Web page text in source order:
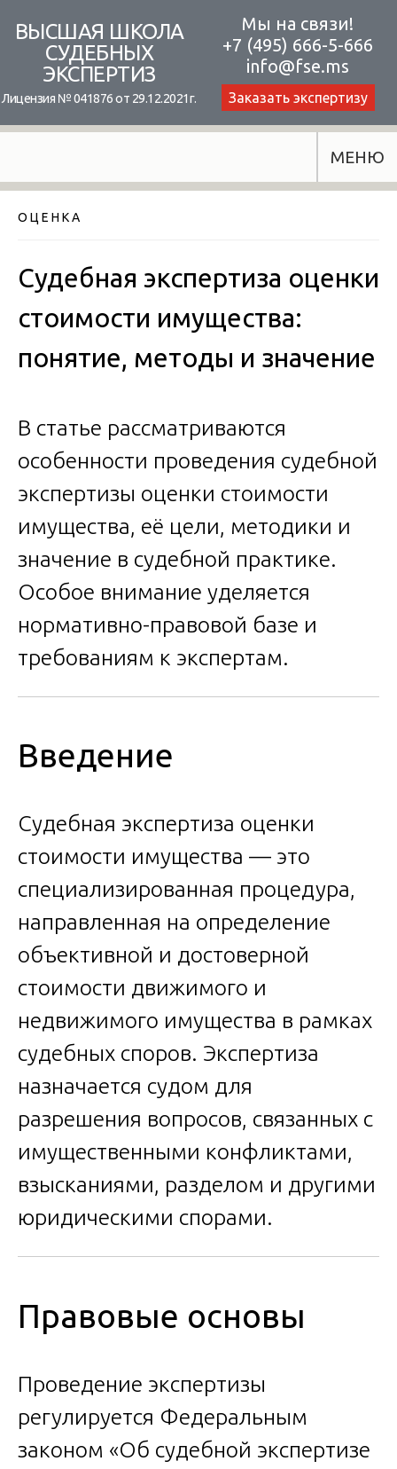
content
ВЫСШАЯ ШКОЛА
СУДЕБНЫХ
ЭКСПЕРТИЗ
Лицензия № 041876 от 29.12.2021г.
Мы на связи!
+7 (495) 666-5-666
info@fse.ms
Заказать экспертизу
МЕНЮ
О Ц Е Н К А
Судебная экспертиза оценки
стоимости имущества:
понятие, методы и значение
В статье рассматриваются
особенности проведения судебной
экспертизы оценки стоимости
имущества, её цели, методики и
значение в судебной практике.
Особое внимание уделяется
нормативно-правовой базе и
требованиям к экспертам.
Введение
Судебная экспертиза оценки
стоимости имущества — это
специализированная процедура,
направленная на определение
объективной и достоверной
стоимости движимого и
недвижимого имущества в рамках
судебных споров. Экспертиза
назначается судом для
разрешения вопросов, связанных с
имущественными конфликтами,
взысканиями, разделом и другими
юридическими спорами.
Правовые основы
Проведение экспертизы
регулируется Федеральным
законом «Об судебной экспертизе